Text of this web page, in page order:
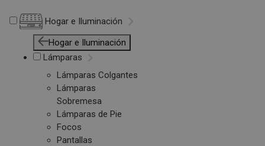
Hogar e Iluminación
Hogar e Iluminación
Lámparas
Lámparas Colgantes
Lámparas
Sobremesa
Lámparas de Pie
Focos
Pantallas